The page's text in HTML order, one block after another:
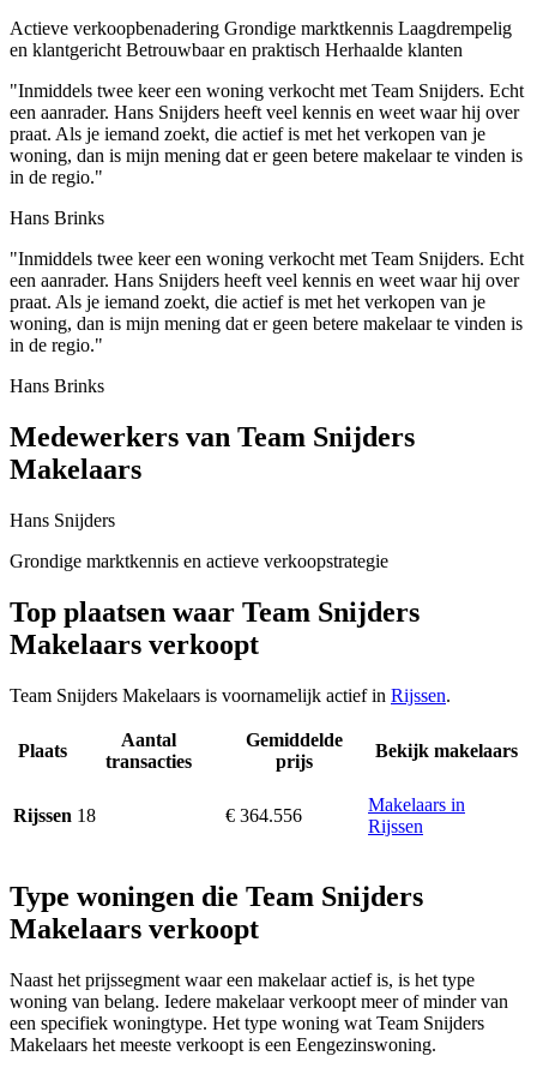
Actieve verkoopbenadering Grondige marktkennis Laagdrempelig
en klantgerichtBetrouwbaar en praktisch Herhaalde klanten
"Inmiddels twee keer een woning verkocht met Team Snijders. Echt
een aanrader. Hans Snijders heeft veel kennis en weet waar hij over
praat. Als je iemand zoekt, die actief is met het verkopen van je
woning, dan is mijn mening dat er geen betere makelaar te vinden is
in de regio."
Hans Brinks
"Inmiddels twee keer een woning verkocht met Team Snijders. Echt
een aanrader. Hans Snijders heeft veel kennis en weet waar hij over
praat. Als je iemand zoekt, die actief is met het verkopen van je
woning, dan is mijn mening dat er geen betere makelaar te vinden is
in de regio."
Hans Brinks
Medewerkers van Team Snijders
Makelaars
Hans Snijders
Grondige marktkennis en actieve verkoopstrategie
Top plaatsen waar Team Snijders
Makelaars verkoopt
Team Snijders Makelaars is voornamelijk actief in Rijssen.
Plaats
Aantal
transacties
Gemiddelde
prijs
Bekijk makelaars
Rijssen 18 € 364.556
Makelaars in
Rijssen
Type woningen die Team Snijders
Makelaars verkoopt
Naast het prijssegment waar een makelaar actief is, is het type
woning van belang. Iedere makelaar verkoopt meer of minder van
een specifiek woningtype. Het type woning wat Team Snijders
Makelaars het meeste verkoopt is een Eengezinswoning.